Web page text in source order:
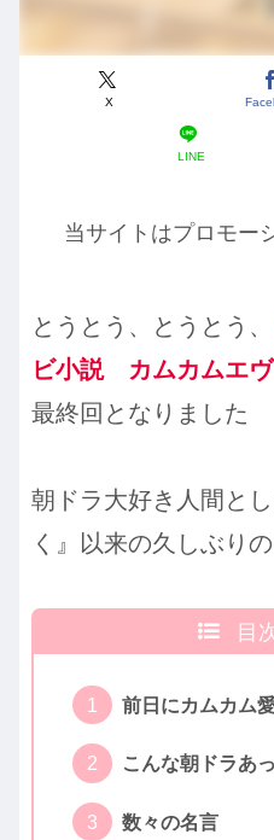
X
LINE
当サイトはプロモー
とうとう、とうとう、
ビ小説 カムカムエヴ
最終回となりました
朝ドラ大好き人間と
く』以来の久しぶり
目
前日にカムカム
こんな朝ドラあ
数々の名言